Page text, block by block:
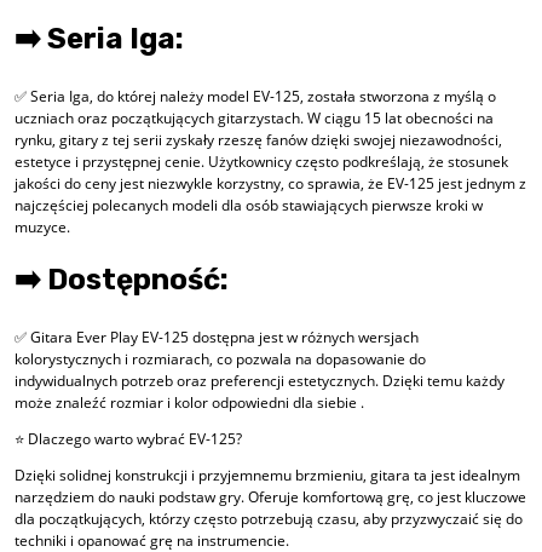
➡️ Seria Iga:
✅ Seria Iga, do której należy model EV-125, została stworzona z myślą o
uczniach oraz początkujących gitarzystach. W ciągu 15 lat obecności na
rynku, gitary z tej serii zyskały rzeszę fanów dzięki swojej niezawodności,
estetyce i przystępnej cenie. Użytkownicy często podkreślają, że stosunek
jakości do ceny jest niezwykle korzystny, co sprawia, że EV-125 jest jednym z
najczęściej polecanych modeli dla osób stawiających pierwsze kroki w
muzyce.
➡️ Dostępność:
✅ Gitara Ever Play EV-125 dostępna jest w różnych wersjach
kolorystycznych i rozmiarach, co pozwala na dopasowanie do
indywidualnych potrzeb oraz preferencji estetycznych. Dzięki temu każdy
może znaleźć rozmiar i kolor odpowiedni dla siebie .
⭐ Dlaczego warto wybrać EV-125?
Dzięki solidnej konstrukcji i przyjemnemu brzmieniu, gitara ta jest idealnym
narzędziem do nauki podstaw gry. Oferuje komfortową grę, co jest kluczowe
dla początkujących, którzy często potrzebują czasu, aby przyzwyczaić się do
techniki i opanować grę na instrumencie.